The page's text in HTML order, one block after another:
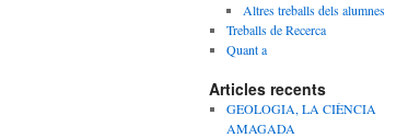
Altres treballs dels alumnes
Treballs de Recerca
Quant a
Articles recents
GEOLOGIA, LA CIÈNCIA
AMAGADA